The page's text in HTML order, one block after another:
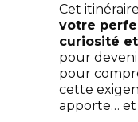
Cet
votre
curiosité
pour
pour
cette
apporte… et